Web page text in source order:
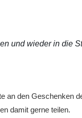
und wieder in die
an den Geschenken
damit gerne teilen.